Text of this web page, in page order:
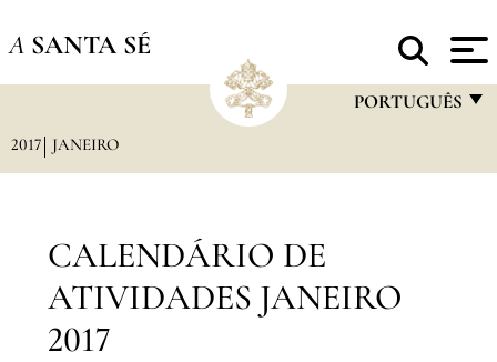
A SANTA SÉ
PORTUGUÊS
2017 JANEIRO
CALENDÁRIO DE
ATIVIDADES JANEIRO
2017